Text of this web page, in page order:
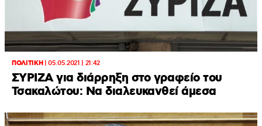
ΠΟΛΙΤΙΚΗ|05.05.2021 | 21:42
ΣΥΡΙΖΑ για διάρρηξη στο γραφείο του
Τσακαλώτου: Να διαλευκανθεί άμεσα